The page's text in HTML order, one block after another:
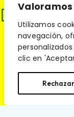
Utilizamos
navegación,
clic en
Política de
personales
© 2025 Pets